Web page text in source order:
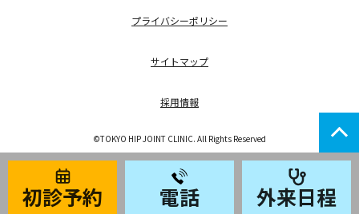
プライバシーポリシー
サイトマップ
採用情報
©TOKYO HIP JOINT CLINIC. All Rights Reserved
初診予約 電話 外来日程